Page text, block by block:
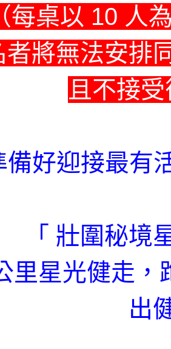
（每桌以 10 人
者將無法安排
且 不接
備好迎接最有
「 壯圍秘境
里星光健走，
出